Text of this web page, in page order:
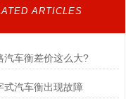
ARTICLES
汽车衡差价这么大?
式汽车衡出现故障